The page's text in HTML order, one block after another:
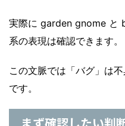
実際に garden gnome と
系の表現は確認できます。
この文脈では「バグ」は
です。